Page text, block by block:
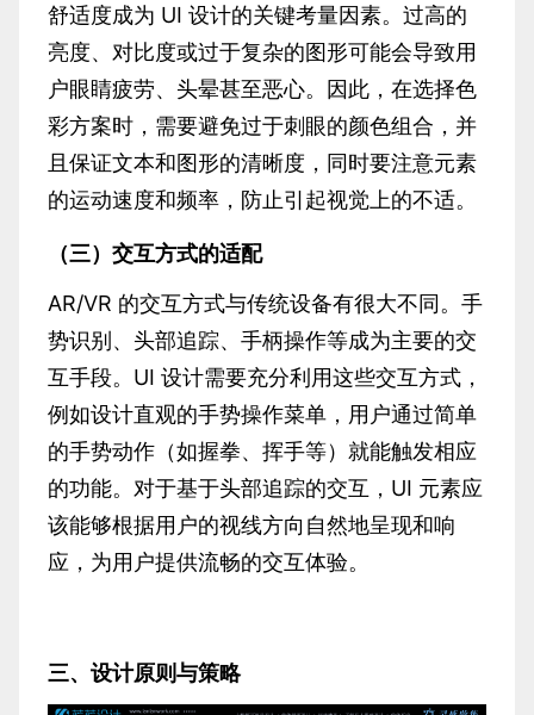
舒适度成为 UI 设计的关键考量因素。过高的
亮度、对比度或过于复杂的图形可能会导致用
户眼睛疲劳、头晕甚至恶心。因此，在选择色
彩方案时，需要避免过于刺眼的颜色组合，并
且保证文本和图形的清晰度，同时要注意元素
的运动速度和频率，防止引起视觉上的不适。
（三）交互方式的适配
AR/VR 的交互方式与传统设备有很大不同。手
势识别、头部追踪、手柄操作等成为主要的交
互手段。UI 设计需要充分利用这些交互方式，
例如设计直观的手势操作菜单，用户通过简单
的手势动作（如握拳、挥手等）就能触发相应
的功能。对于基于头部追踪的交互，UI 元素应
该能够根据用户的视线方向自然地呈现和响
应，为用户提供流畅的交互体验。
三、设计原则与策略